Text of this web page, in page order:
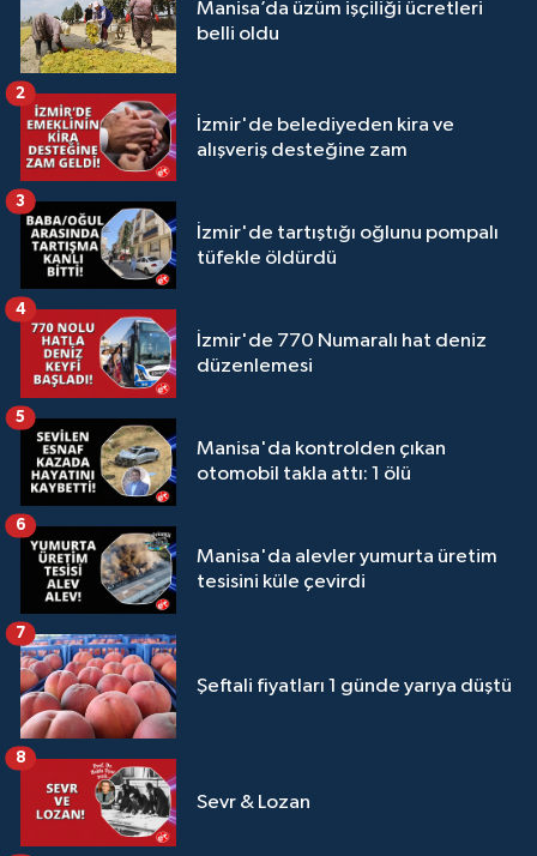
Manisa’da üzüm işçiliği ücretleri
belli oldu
İzmir'de belediyeden kira ve
alışveriş desteğine zam
2
İzmir'de tartıştığı oğlunu pompalı
tüfekle öldürdü
3
İzmir'de 770 Numaralı hat deniz
düzenlemesi
4
Manisa'da kontrolden çıkan
otomobil takla attı: 1 ölü
5
Manisa'da alevler yumurta üretim
tesisini küle çevirdi
6
Şeftali fiyatları 1 günde yarıya düştü
7
Sevr & Lozan
8